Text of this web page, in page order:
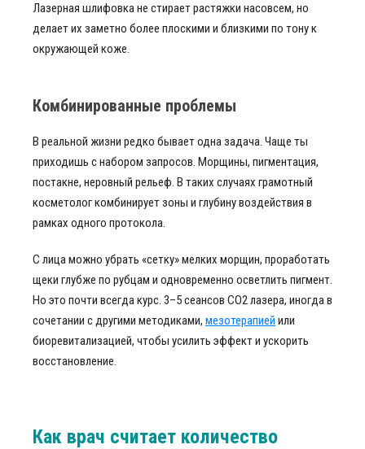
Лазерная шлифовка не стирает растяжки насовсем, но
делает их заметно более плоскими и близкими по тону к
окружающей коже.
Комбинированные проблемы
В реальной жизни редко бывает одна задача. Чаще ты
приходишь с набором запросов. Морщины, пигментация,
постакне, неровный рельеф. В таких случаях грамотный
косметолог комбинирует зоны и глубину воздействия в
рамках одного протокола.
С лица можно убрать «сетку» мелких морщин, проработать
щеки глубже по рубцам и одновременно осветлить пигмент.
Но это почти всегда курс. 3–5 сеансов CO2 лазера, иногда в
сочетании с другими методиками, мезотерапией или
биоревитализацией, чтобы усилить эффект и ускорить
восстановление.
Как врач считает количество